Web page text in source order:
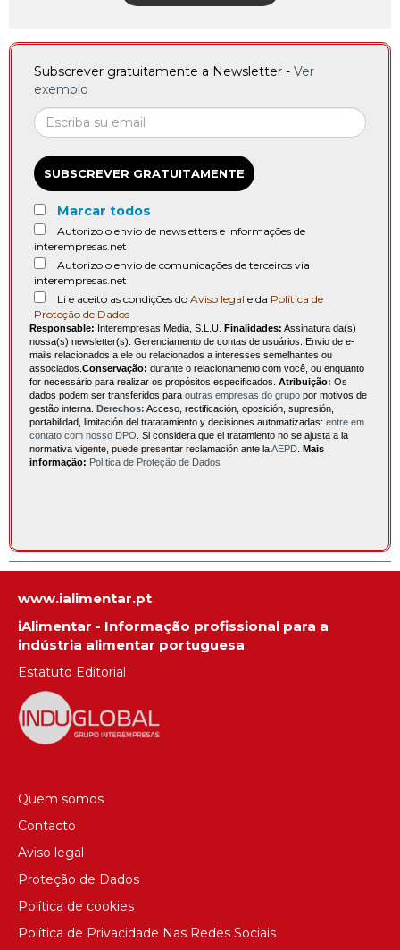
Subscrever gratuitamente a Newsletter - Ver
exemplo
SUBSCREVER GRATUITAMENTE
Marcar todos
Autorizo o envio de newsletters e informações de
interempresas.net
Autorizo o envio de comunicações de terceiros via
interempresas.net
Li e aceito as condições do Aviso legal e da Política de
Proteção de Dados
Responsable: Interempresas Media, S.L.U. Finalidades: Assinatura da(s)
nossa(s) newsletter(s). Gerenciamento de contas de usuários. Envio de e-
mails relacionados a ele ou relacionados a interesses semelhantes ou
associados. Conservação: durante o relacionamento com você, ou enquanto
for necessário para realizar os propósitos especificados. Atribuição: Os
dados podem ser transferidos para outras empresas do grupo por motivos de
gestão interna. Derechos: Acceso, rectificación, oposición, supresión,
portabilidad, limitación del tratatamiento y decisiones automatizadas: entre em
contato com nosso DPO . Si considera que el tratamiento no se ajusta a la
normativa vigente, puede presentar reclamación ante laAEPD Mais
informação: Política de Proteção de Dados
www.ialimentar.pt
iAlimentar - Informação profissional para a
indústria alimentar portuguesa
Estatuto Editorial
Quem somos
Contacto
Aviso legal
Proteção de Dados
Política de cookies
Política de Privacidade Nas Redes Sociais